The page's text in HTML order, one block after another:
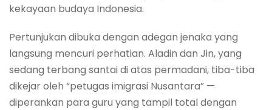
kekayaan budaya Indonesia.
Pertunjukan dibuka dengan adegan jenaka yang
langsung mencuri perhatian. Aladin dan Jin, yang
sedang terbang santai di atas permadani, tiba-tiba
dikejar oleh “petugas imigrasi Nusantara” —
diperankan para guru yang tampil total dengan